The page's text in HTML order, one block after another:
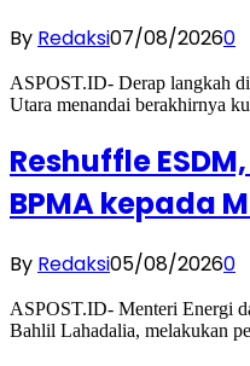
By Redaksi07/08/20260
ASPOST.ID- Derap langkah
Utara menandai berakhirnya
Reshuffle
BPMA kepada
By Redaksi05/08/20260
ASPOST.ID- Menteri Energi
Bahlil Lahadalia, melakukan